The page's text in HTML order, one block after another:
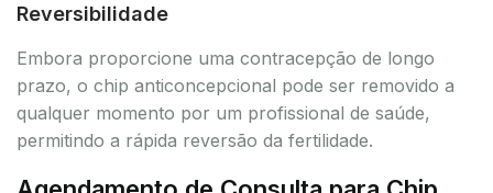
Reversibilidade
Embora proporcione uma contracepção de longo
prazo, o chip anticoncepcional pode ser removido a
qualquer momento por um profissional de saúde,
permitindo a rápida reversão da fertilidade.